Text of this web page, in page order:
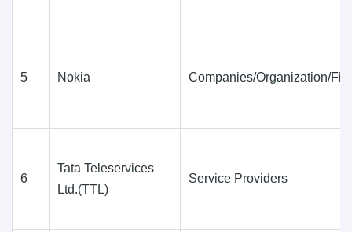
5 Nokia Companies/Organization/
6
Tata Teleservices
Ltd.(TTL)
Service Providers